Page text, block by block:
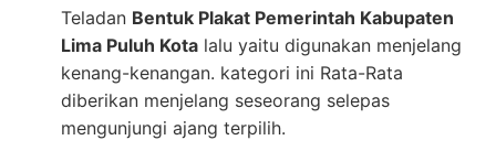
Teladan Bentuk Plakat Pemerintah Kabupaten
Lima Puluh Kota lalu yaitu digunakan menjelang
kenang-kenangan. kategori ini Rata-Rata
diberikan menjelang seseorang selepas
mengunjungi ajang terpilih.